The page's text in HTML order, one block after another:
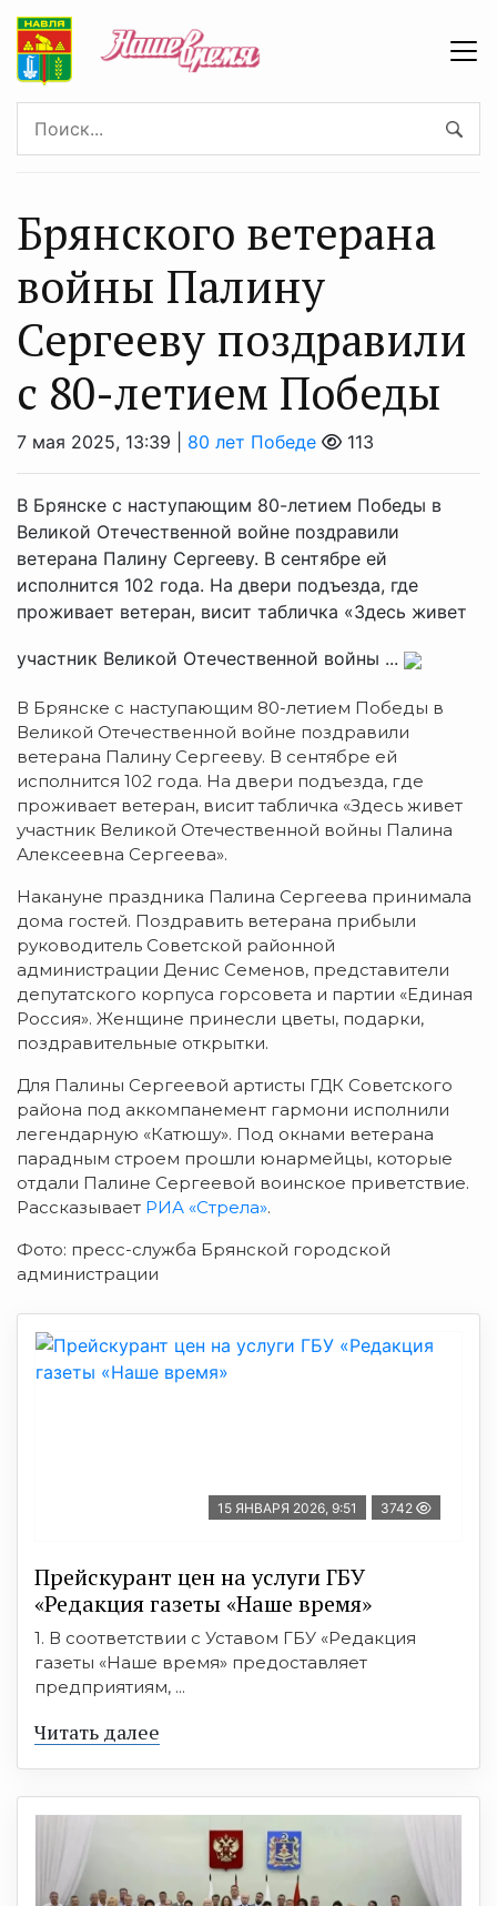
Брянского ветерана
войны Палину
Сергееву поздравили
с 80-летием Победы
7 мая 2025, 13:39 | 80 лет Победе 113
В Брянске с наступающим 80-летием Победы в
Великой Отечественной войне поздравили
ветерана Палину Сергееву. В сентябре ей
исполнится 102 года. На двери подъезда, где
проживает ветеран, висит табличка «Здесь живет
участник Великой Отечественной войны ...
В Брянске с наступающим 80-летием Победы в
Великой Отечественной войне поздравили
ветерана Палину Сергееву. В сентябре ей
исполнится 102 года. На двери подъезда, где
проживает ветеран, висит табличка «Здесь живет
участник Великой Отечественной войны Палина
Алексеевна Сергеева».
Накануне праздника Палина Сергеева принимала
дома гостей. Поздравить ветерана прибыли
руководитель Советской районной
администрации Денис Семенов, представители
депутатского корпуса горсовета и партии «Единая
Россия». Женщине принесли цветы, подарки,
поздравительные открытки.
Для Палины Сергеевой артисты ГДК Советского
района под аккомпанемент гармони исполнили
легендарную «Катюшу». Под окнами ветерана
парадным строем прошли юнармейцы, которые
отдали Палине Сергеевой воинское приветствие.
Рассказывает РИА «Стрела».
Фото: пресс-служба Брянской городской
администрации
15 ЯНВАРЯ 2026, 9:51 3742
Прейскурант цен на услуги ГБУ
«Редакция газеты «Наше время»
1. В соответствии с Уставом ГБУ «Редакция
газеты «Наше время» предоставляет
предприятиям, ...
Читать далее